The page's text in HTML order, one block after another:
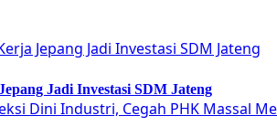
Jadi Investasi SDM Jateng